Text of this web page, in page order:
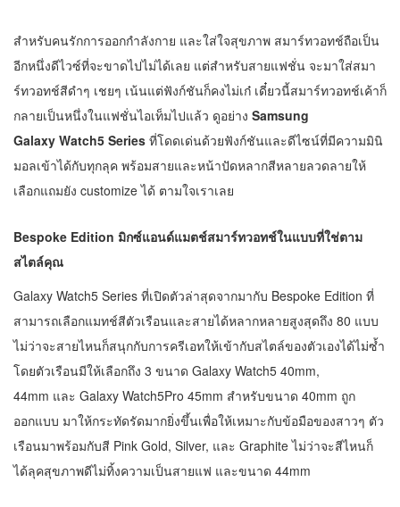
สำหรับคนรักการออกกำลังกาย และใส่ใจสุขภาพ สมาร์ทวอทช์ถือเป็น
อีกหนึ่งดีไวซ์ที่จะขาดไปไม่ได้เลย แต่สำหรับสายแฟชั่น จะมาใส่สมา
ร์ทวอทช์สีดำๆ เชยๆ เน้นแต่ฟังก์ชันก็คงไม่เก๋ เดี๋ยวนี้สมาร์ทวอทช์เค้าก็
กลายเป็นหนึ่งในแฟชั่นไอเท็มไปแล้ว ดูอย่าง Samsung
Galaxy Watch5 Series ที่โดดเด่นด้วยฟังก์ชันและดีไซน์ที่มีความมินิ
มอลเข้าได้กับทุกลุค พร้อมสายและหน้าปัดหลากสีหลายลวดลายให้
เลือกแถมยัง customize ได้ ตามใจเราเลย
Bespoke Edition มิกซ์แอนด์แมตช์สมาร์ทวอทช์ในแบบที่ใช่ตาม
สไตล์คุณ
Galaxy Watch5 Series ที่เปิดตัวล่าสุดจากมากับ Bespoke Edition ที่
สามารถเลือกแมทช์สีตัวเรือนและสายได้หลากหลายสูงสุดถึง 80 แบบ
ไม่ว่าจะสายไหนก็สนุกกับการครีเอทให้เข้ากับสไตล์ของตัวเองได้ไม่ซ้ำ
โดยตัวเรือนมีให้เลือกถึง 3 ขนาด Galaxy Watch5 40mm,
44mm และ Galaxy Watch5Pro 45mm สำหรับขนาด 40mm ถูก
ออกแบบ มาให้กระทัดรัดมากยิ่งขึ้นเพื่อให้เหมาะกับข้อมือของสาวๆ ตัว
เรือนมาพร้อมกับสี Pink Gold, Silver, และ Graphite ไม่ว่าจะสีไหนก็
ได้ลุคสุขภาพดีไม่ทิ้งความเป็นสายแฟ และขนาด 44mm